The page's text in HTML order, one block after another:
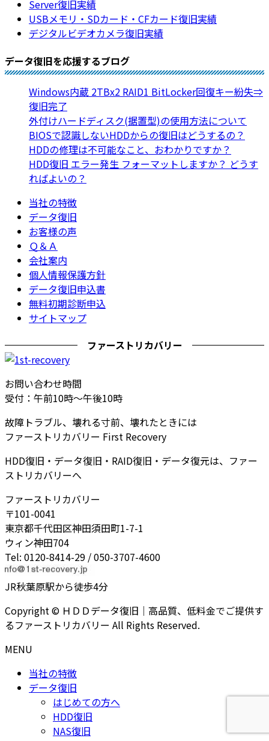
Server復旧実績
USBメモリ・SDカード・CFカード復旧実績
デジタルビデオカメラ復旧実績
データ復旧を応援するブログ
Windows内蔵 2TBx2 RAID1 BitLocker回復キー紛失⇒
復旧完了
外付けハードディスク(据置型)の使用方法について
BIOSで認識しないHDDからの復旧はどうするの？
HDDの修理は不可能なこと、おわかりですか？
HDD復旧 エラー発生 フォーマットしますか？ どうす
ればよいの？
当社の特徴
データ復旧
お客様の声
Ｑ＆Ａ
会社案内
個人情報保護方針
データ復旧申込書
無料初期診断申込
サイトマップ
ファーストリカバリー
お問い合わせ時間
受付：午前10時～午後10時
故障トラブル、壊れる寸前、壊れたときには
ファーストリカバリー First Recovery
HDD復旧・データ復旧・RAID復旧・データ復元は、ファー
ストリカバリーへ
ファーストリカバリー
〒101-0041
東京都千代田区神田須田町1-7-1
ウィン神田704
Tel: 0120-8414-29 / 050-3707-4600
JR秋葉原駅から徒歩4分
Copyright © ＨＤＤデータ復旧｜高品質、低料金でご提供す
るファーストリカバリー All Rights Reserved.
MENU
当社の特徴
データ復旧
はじめての方へ
HDD復旧
NAS復旧